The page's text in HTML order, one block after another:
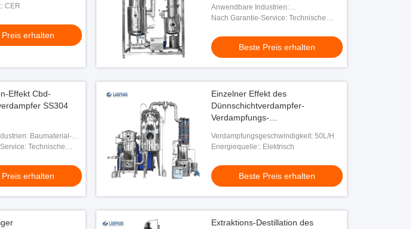
CER
Preis erhalten
Anwendbare Industrien:
Produktionsanlage, Nahrungsmittel-u.
Nach Garantie-Service: Technische
Unterstützung
Beste Preis erhalten
Effekt Cbd-
SS304
Baumaterial-
u.
Technische
Preis erhalten
Einzelner Effekt des
Dünnschichtverdampfer-
Verdampfungs-
Verdampfungsgeschwindigkeit: 50L/H
Energiequelle:: Elektrisch
Beste Preis erhalten
Extraktions-Destillation des